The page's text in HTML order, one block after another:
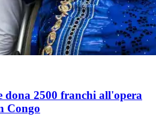
dona 2500 franchi all'opera
Congo